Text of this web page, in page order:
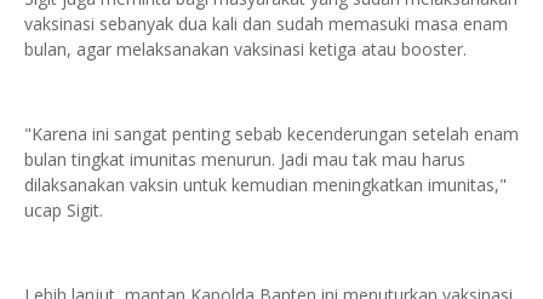
vaksinasi sebanyak dua kali dan sudah memasuki masa enam
bulan, agar melaksanakan vaksinasi ketiga atau booster.
"Karena ini sangat penting sebab kecenderungan setelah enam
bulan tingkat imunitas menurun. Jadi mau tak mau harus
dilaksanakan vaksin untuk kemudian meningkatkan imunitas,"
ucap Sigit.